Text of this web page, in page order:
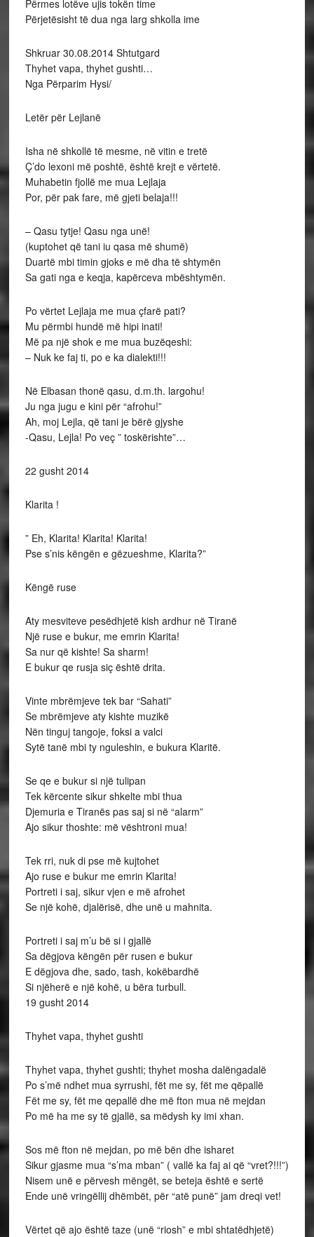
Përmes lotëve ujis tokën time
Përjetësisht të dua nga larg shkolla ime
Shkruar 30.08.2014 Shtutgard
Thyhet vapa, thyhet gushti…
Nga Përparim Hysi/
Letër për Lejlanë
Isha në shkollë të mesme, në vitin e tretë
Ç’do lexoni më poshtë, është krejt e vërtetë.
Muhabetin fjollë me mua Lejlaja
Por, për pak fare, më gjeti belaja!!!
– Qasu tytje! Qasu nga unë!
(kuptohet që tani iu qasa më shumë)
Duartë mbi timin gjoks e më dha të shtymën
Sa gati nga e keqja, kapërceva mbështymën.
Po vërtet Lejlaja me mua çfarë pati?
Mu përmbi hundë më hipi inati!
Më pa një shok e me mua buzëqeshi:
– Nuk ke faj ti, po e ka dialekti!!!
Në Elbasan thonë qasu, d.m.th. largohu!
Ju nga jugu e kini për “afrohu!”
Ah, moj Lejla, që tani je bërë gjyshe
-Qasu, Lejla! Po veç ” toskërishte”…
22 gusht 2014
Klarita !
” Eh, Klarita! Klarita! Klarita!
Pse s’nis këngën e gëzueshme, Klarita?”
Këngë ruse
Aty mesviteve pesëdhjetë kish ardhur në Tiranë
Një ruse e bukur, me emrin Klarita!
Sa nur që kishte! Sa sharm!
E bukur qe rusja siç është drita.
Vinte mbrëmjeve tek bar “Sahati”
Se mbrëmjeve aty kishte muzikë
Nën tinguj tangoje, foksi a valci
Sytë tanë mbi ty nguleshin, e bukura Klaritë.
Se qe e bukur si një tulipan
Tek kërcente sikur shkelte mbi thua
Djemuria e Tiranës pas saj si në “alarm”
Ajo sikur thoshte: më vështroni mua!
Tek rri, nuk di pse më kujtohet
Ajo ruse e bukur me emrin Klarita!
Portreti i saj, sikur vjen e më afrohet
Se një kohë, djalërisë, dhe unë u mahnita.
Portreti i saj m’u bë si i gjallë
Sa dëgjova këngën për rusen e bukur
E dëgjova dhe, sado, tash, kokëbardhë
Si njëherë e një kohë, u bëra turbull.
19 gusht 2014
Thyhet vapa, thyhet gushti
Thyhet vapa, thyhet gushti; thyhet mosha dalëngadalë
Po s’më ndhet mua syrrushi, fët me sy, fët me qëpallë
Fët me sy, fët me qepallë dhe më fton mua në mejdan
Po më ha me sy të gjallë, sa mëdysh ky imi xhan.
Sos më fton në mejdan, po më bën dhe isharet
Sikur gjasme mua “s’ma mban” ( vallë ka faj ai që “vret?!!!”)
Nisem unë e përvesh mëngët, se beteja është e sertë
Ende unë vringëllij dhëmbët, për “atë punë” jam dreqi vet!
Vërtet që ajo është taze (unë “riosh” e mbi shtatëdhjetë)